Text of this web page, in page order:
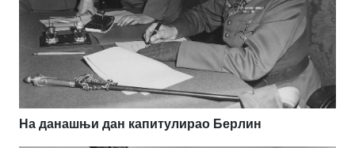
На данашњи дан капитулирао Берлин